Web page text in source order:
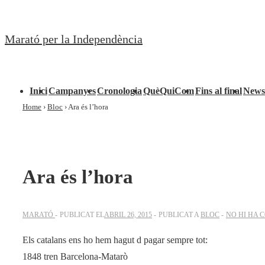
al
Marató per la Independència
Navegació
principal
IniciCampanyesCronologiaQuèQuiComFins al final
Home › Bloc ›Ara és l’hora
Ara és l’hora
MARATÓ PUBLICAT ELABRIL 26, 2015 PUBLICAT A BLOC NO HI HA
Els catalans ens ho hem hagut d pagar sempre tot:
1848 tren Barcelona-Matarò